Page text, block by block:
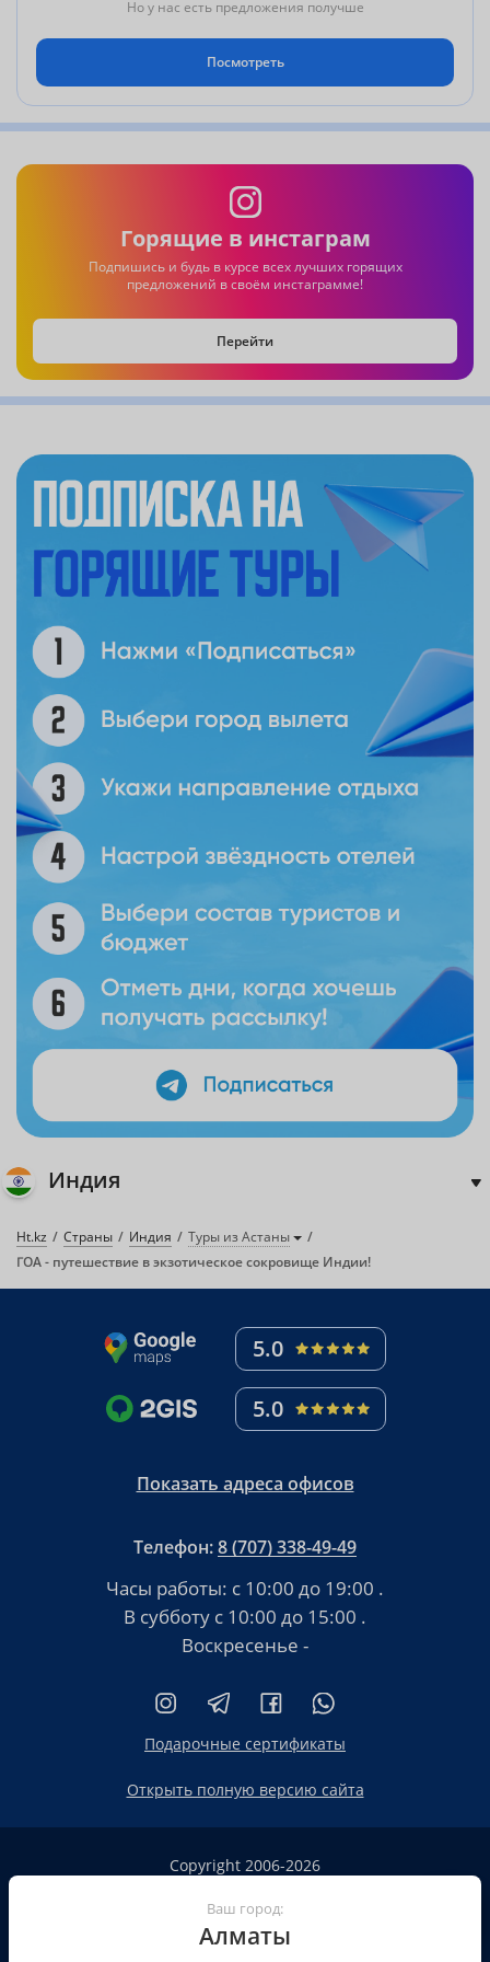
Но у нас есть предложения получше
Посмотреть
Горящие в инстаграм
Подпишись и будь в курсе всех лучших горящих
предложений в своём инстаграмме!
Перейти
Индия
Ht.kz Страны Индия
Туры из Астаны
ГОА - путешествие в экзотическое сокровище Индии!
5.0
5.0
Показать адреса офисов
Телефон:8 (707) 338-49-49
Часы работы: с 10:00 до 19:00 .
В субботу с 10:00 до 15:00 .
Воскресенье -
Подарочные сертификаты
Открыть полную версию сайта
Copyright 2006-2026
Сайт не является публичной офертой
Пользовательское соглашение
Ваш город:
Алматы